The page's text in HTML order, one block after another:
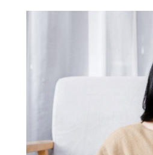
page